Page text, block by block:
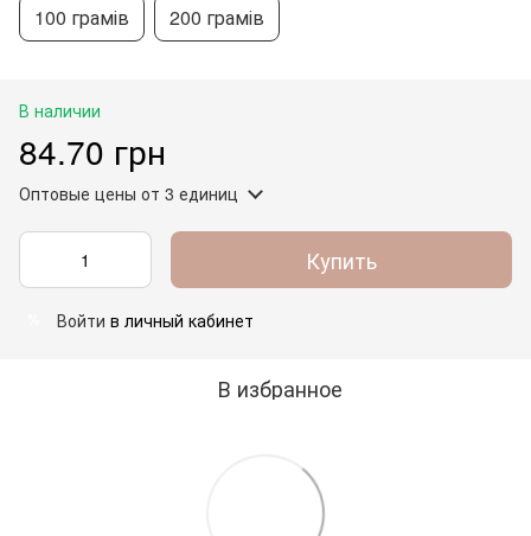
100 грамів 200 грамів
В наличии
84.70 грн
Оптовые цены от 3 единиц
Купить
Войти в личный кабинет
В избранное